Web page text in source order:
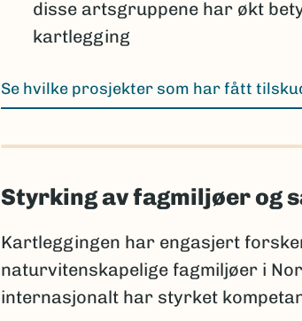
disse artsgruppene har økt
kartlegging
Se hvilke prosjekter som har fått
Styrking av fagmiljøer og
Kartleggingen har engasjert
naturvitenskapelige fagmiljøer i
internasjonalt har styrket